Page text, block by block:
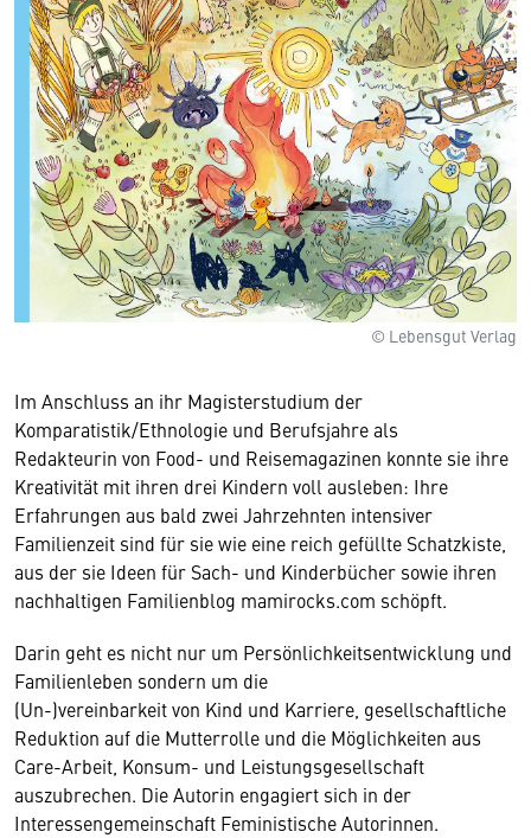
© Lebensgut Verlag
Im Anschluss an ihr Magisterstudium der
Komparatistik/Ethnologie und Berufsjahre als
Redakteurin von Food- und Reisemagazinen konnte sie ihre
Kreativität mit ihren drei Kindern voll ausleben: Ihre
Erfahrungen aus bald zwei Jahrzehnten intensiver
Familienzeit sind für sie wie eine reich gefüllte Schatzkiste,
aus der sie Ideen für Sach- und Kinderbücher sowie ihren
nachhaltigen Familienblog mamirocks.com schöpft.
Darin geht es nicht nur um Persönlichkeitsentwicklung und
Familienleben sondern um die
(Un-)vereinbarkeit von Kind und Karriere, gesellschaftliche
Reduktion auf die Mutterrolle und die Möglichkeiten aus
Care-Arbeit, Konsum- und Leistungsgesellschaft
auszubrechen. Die Autorin engagiert sich in der
Interessengemeinschaft Feministische Autorinnen.